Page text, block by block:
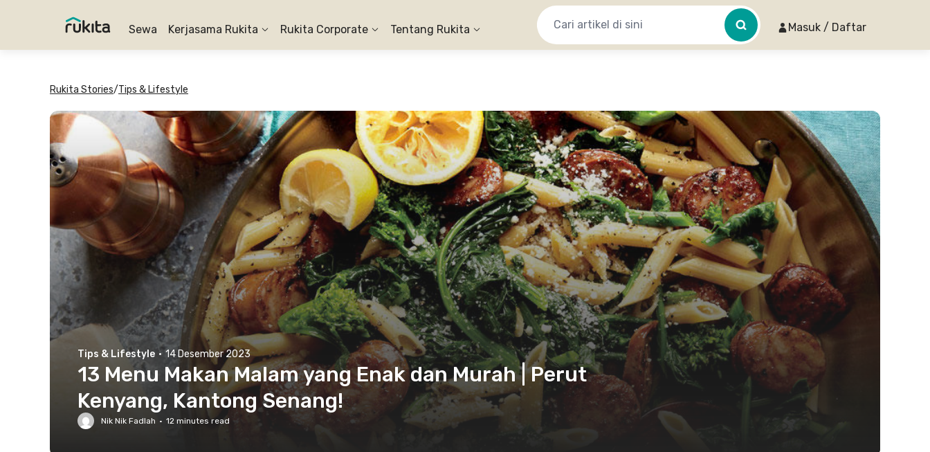
Sewa Kerjasama Rukita Rukita Corporate Tentang Rukita Masuk / Daftar
Rukita Stories/Tips & Lifestyle
Tips & Lifestyle · 14 Desember 2023
13 Menu Makan Malam yang Enak dan Murah | Perut
Kenyang, Kantong Senang!
Nik Nik Fadlah · 12 minutes read